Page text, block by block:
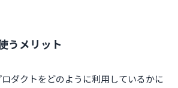
うメリット
ダクトをどのように利用しているかに